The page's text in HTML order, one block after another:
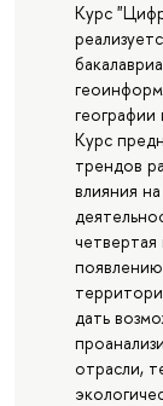
Курс
Курс
трендов
влияния
дать
отрасли,